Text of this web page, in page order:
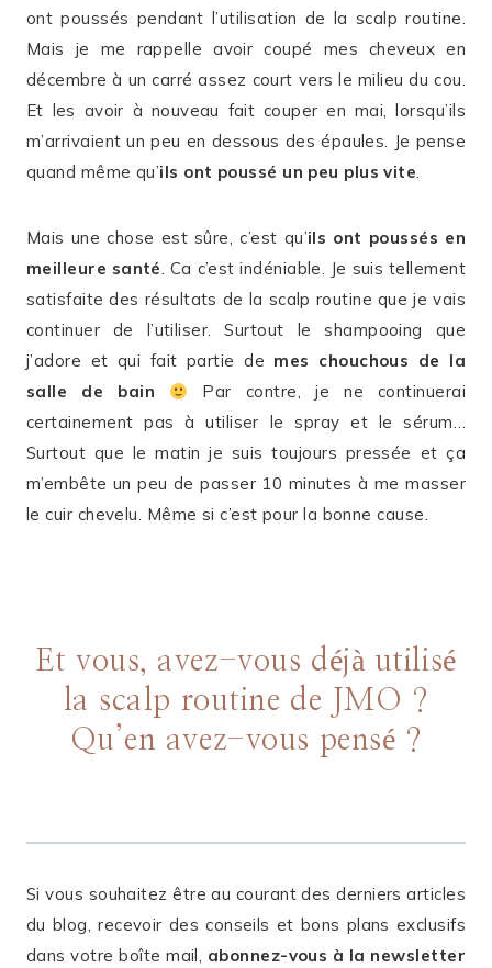
ont poussés pendant l’utilisation de la scalp routine.
Mais je me rappelle avoir coupé mes cheveux en
décembre à un carré assez court vers le milieu du cou.
Et les avoir à nouveau fait couper en mai, lorsqu’ils
m’arrivaient un peu en dessous des épaules. Je pense
quand même qu’ils ont poussé un peu plus vite.
Mais une chose est sûre, c’est qu’ils ont poussés en
meilleure santé. Ca c’est indéniable. Je suis tellement
satisfaite des résultats de la scalp routine que je vais
continuer de l’utiliser. Surtout le shampooing que
j’adore et qui fait partie de mes chouchous de la
salle de bain
Par contre, je ne continuerai
certainement pas à utiliser le spray et le sérum…
Surtout que le matin je suis toujours pressée et ça
m’embête un peu de passer 10 minutes à me masser
le cuir chevelu. Même si c’est pour la bonne cause.
Et vous, avez-vous déjà utilisé
la scalp routine de JMO ?
Qu’en avez-vous pensé ?
Si vous souhaitez être au courant des derniers articles
du blog, recevoir des conseils et bons plans exclusifs
dans votre boîte mail, abonnez-vous à la newsletter